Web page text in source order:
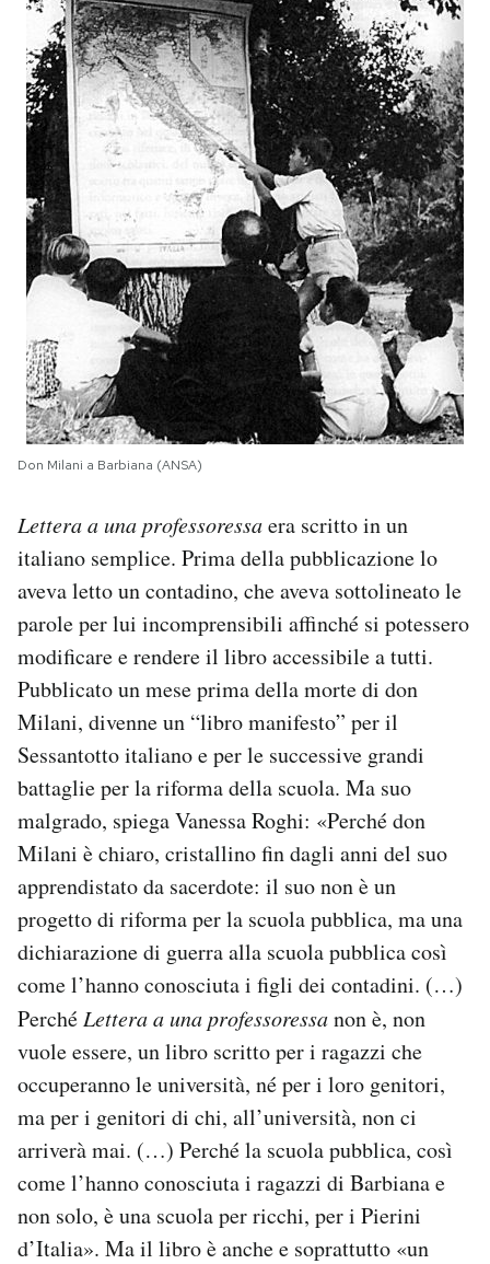
Don Milani a Barbiana (ANSA)
Lettera a una professoressaera scritto in un
italiano semplice. Prima della pubblicazione lo
aveva letto un contadino, che aveva sottolineato le
parole per lui incomprensibili affinché si potessero
modificare e rendere il libro accessibile a tutti.
Pubblicato un mese prima della morte di don
Milani, divenne un “libro manifesto” per il
Sessantotto italiano e per le successive grandi
battaglie per la riforma della scuola. Ma suo
malgrado, spiega Vanessa Roghi: «Perché don
Milani è chiaro, cristallino fin dagli anni del suo
apprendistato da sacerdote: il suo non è un
progetto di riforma per la scuola pubblica, ma una
dichiarazione di guerra alla scuola pubblica così
come l’hanno conosciuta i figli dei contadini. (…)
Perché Lettera a una professoressanon è, non
vuole essere, un libro scritto per i ragazzi che
occuperanno le università, né per i loro genitori,
ma per i genitori di chi, all’università, non ci
arriverà mai. (…) Perché la scuola pubblica, così
come l’hanno conosciuta i ragazzi di Barbiana e
non solo, è una scuola per ricchi, per i Pierini
d’Italia». Ma il libro è anche e soprattutto «un